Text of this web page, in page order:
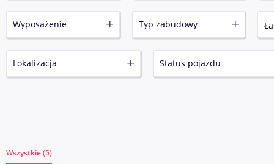
Wyposażenie Typ zabudowy
Lokalizacja Status pojazdu
Wszystkie (5)